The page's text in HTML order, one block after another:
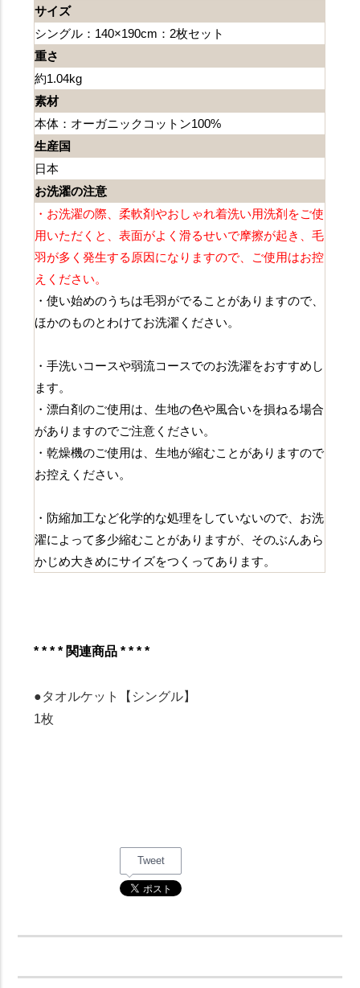
サイズ
シングル：140×190cm：2枚セット
重さ
約1.04kg
素材
本体：オーガニックコットン100%
生産国
日本
お洗濯の注意
・お洗濯の際、柔軟剤やおしゃれ着洗い用洗剤をご使
用いただくと、表面がよく滑るせいで摩擦が起き、毛
羽が多く発生する原因になりますので、ご使用はお控
えください。
・使い始めのうちは毛羽がでることがありますので、
ほかのものとわけてお洗濯ください。
・手洗いコースや弱流コースでのお洗濯をおすすめし
ます。
・漂白剤のご使用は、生地の色や風合いを損ねる場合
がありますのでご注意ください。
・乾燥機のご使用は、生地が縮むことがありますので
お控えください。
・防縮加工など化学的な処理をしていないので、お洗
濯によって多少縮むことがありますが、そのぶんあら
かじめ大きめにサイズをつくってあります。
* * * * 関連商品 * * * *
●タオルケット【シングル】
1枚
Tweet